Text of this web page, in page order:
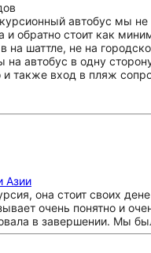
автобус мы
и обратно стоит как
шаттле, не на
на автобус в одну
также вход в пляж
Азии
она стоит своих
очень понятно и
в завершении. Мы